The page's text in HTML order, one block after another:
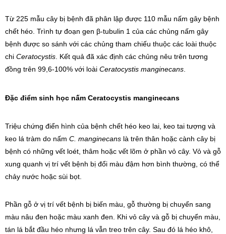
Từ 225 mẫu cây bị bệnh đã phân lập được 110 mẫu nấm gây bệnh
chết héo. Trình tự đoạn gen β-tubulin 1 của các chủng nấm gây
bệnh được so sánh với các chủng tham chiếu thuộc các loài thuộc
chi Ceratocystis . Kết quả đã xác định các chủng nêu trên tương
đồng trên 99,6-100% với loài Ceratocystis manginecans
Đặc điểm sinh học nấm Ceratocystis manginecans
Triệu chứng điển hình của bệnh chết héo keo lai, keo tai tượng và
keo lá tràm do nấm C. manginecans là trên thân hoặc cành cây bị
bệnh có những vết loét, thâm hoặc vết lõm ở phần vỏ cây. Vỏ và gỗ
xung quanh vị trí vết bệnh bị đổi màu đậm hơn bình thường, có thể
chảy nước hoặc sùi bọt.
Phần gỗ ở vị trí vết bệnh bị biến màu, gỗ thường bị chuyển sang
màu nâu đen hoặc màu xanh đen. Khi vỏ cây và gỗ bị chuyển màu,
tán lá bắt đầu héo nhưng lá vẫn treo trên cây. Sau đó lá héo khô,